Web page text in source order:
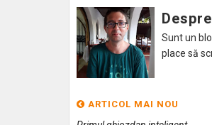
Sunt un
place să
ARTICOL MAI NOU